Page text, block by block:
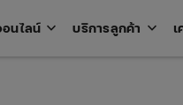
นไลน์ keyboard_arrow_down Open
บริการลูกค้า keyboard_arrow_down